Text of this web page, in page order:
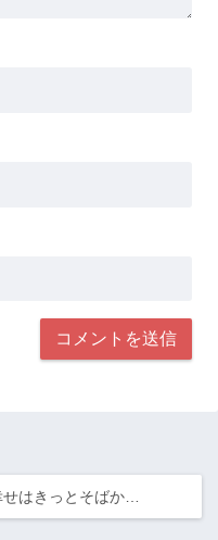
はきっとそばか…